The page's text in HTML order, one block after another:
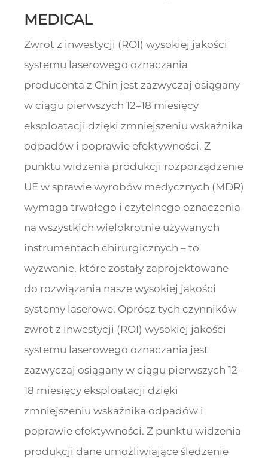
MEDICAL
Zwrot z inwestycji (ROI) wysokiej jakości
systemu laserowego oznaczania
producenta z Chin jest zazwyczaj osiągany
w ciągu pierwszych 12–18 miesięcy
eksploatacji dzięki zmniejszeniu wskaźnika
odpadów i poprawie efektywności. Z
punktu widzenia produkcji rozporządzenie
UE w sprawie wyrobów medycznych (MDR)
wymaga trwałego i czytelnego oznaczenia
na wszystkich wielokrotnie używanych
instrumentach chirurgicznych – to
wyzwanie, które zostały zaprojektowane
do rozwiązania nasze wysokiej jakości
systemy laserowe. Oprócz tych czynników
zwrot z inwestycji (ROI) wysokiej jakości
systemu laserowego oznaczania jest
zazwyczaj osiągany w ciągu pierwszych 12–
18 miesięcy eksploatacji dzięki
zmniejszeniu wskaźnika odpadów i
poprawie efektywności. Z punktu widzenia
produkcji dane umożliwiające śledzenie